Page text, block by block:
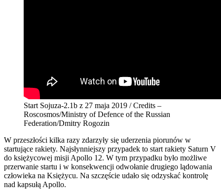
Start Sojuza-2.1b z 27 maja 2019 / Credits –
Roscosmos/Ministry of Defence of the Russian
Federation/Dmitry Rogozin
W przeszłości kilka razy zdarzyły się uderzenia piorunów w
startujące rakiety. Najsłynniejszy przypadek to start rakiety Saturn V
do księżycowej misji Apollo 12. W tym przypadku było możliwe
przerwanie startu i w konsekwencji odwołanie drugiego lądowania
człowieka na Księżycu. Na szczęście udało się odzyskać kontrolę
nad kapsułą Apollo.